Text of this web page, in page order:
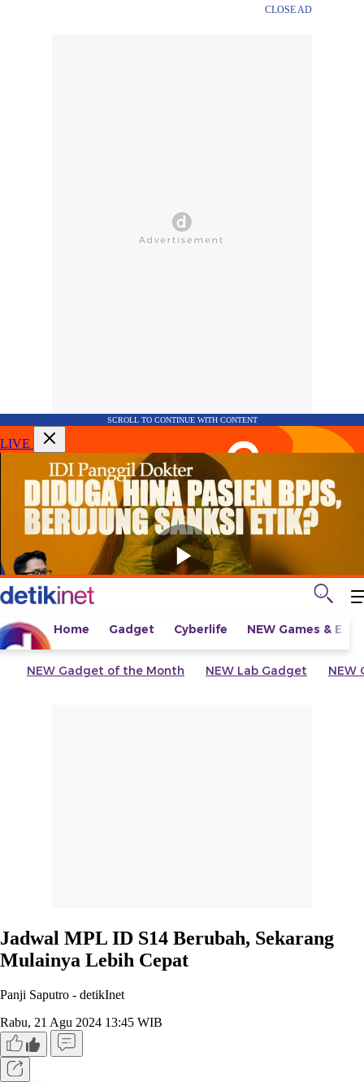
CLOSE AD
SCROLL TO CONTINUE WITH CONTENT
LIVE
Home Gadget Cyberlife NEW Games &
NEW Gadget of the Month NEW Lab Gadget NEW
Jadwal MPL ID S14 Berubah, Sekarang
Mulainya Lebih Cepat
Panji Saputro - detikInet
Rabu, 21 Agu 2024 13:45 WIB